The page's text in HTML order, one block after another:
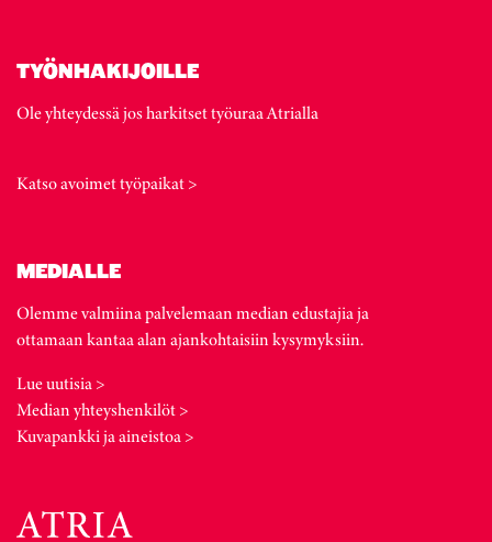
TYÖNHAKIJOILLE
Ole yhteydessä jos harkitset työuraa Atrialla
Katso avoimet työpaikat >
MEDIALLE
Olemme valmiina palvelemaan median edustajia ja
ottamaan kantaa alan ajankohtaisiin kysymyksiin.
Lue uutisia >
Median yhteyshenkilöt >
Kuvapankki ja aineistoa >